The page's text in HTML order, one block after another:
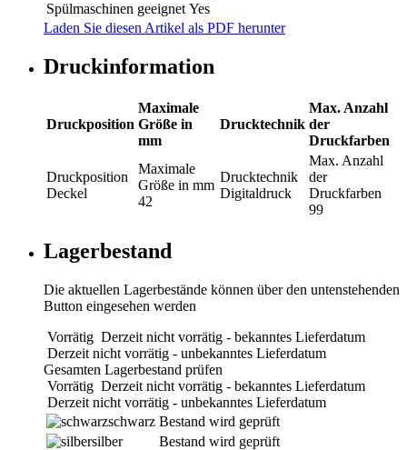
Spülmaschinen geeignet Yes
Laden Sie diesen Artikel als PDF herunter
Druckinformation
Druckposition
Maximale
Größe in
mm
Drucktechnik
Max. Anzahl
der
Druckfarben
Druckposition
Deckel
Maximale
Größe in mm
42
Drucktechnik
Digitaldruck
Max. Anzahl
der
Druckfarben
99
Lagerbestand
Die aktuellen Lagerbestände können über den untenstehenden
Button eingesehen werden
Vorrätig Derzeit nicht vorrätig - bekanntes Lieferdatum
Derzeit nicht vorrätig - unbekanntes Lieferdatum
Gesamten Lagerbestand prüfen
Vorrätig Derzeit nicht vorrätig - bekanntes Lieferdatum
Derzeit nicht vorrätig - unbekanntes Lieferdatum
schwarz Bestand wird geprüft
silber
Bestand wird geprüft